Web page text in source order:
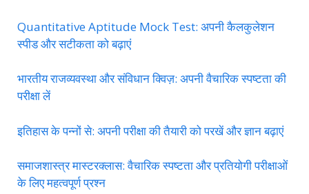
Quantitative Aptitude Mock Test: अपनी कैलकुलेशन
स्पीड और सटीकता को बढ़ाएं
भारतीय राजव्यवस्था और संविधान क्विज़: अपनी वैचारिक स्पष्टता की
परीक्षा लें
इतिहास के पन्नों से: अपनी परीक्षा की तैयारी को परखें और ज्ञान बढ़ाएं
समाजशास्त्र मास्टरक्लास: वैचारिक स्पष्टता और प्रतियोगी परीक्षाओं
के लिए महत्वपूर्ण प्रश्न